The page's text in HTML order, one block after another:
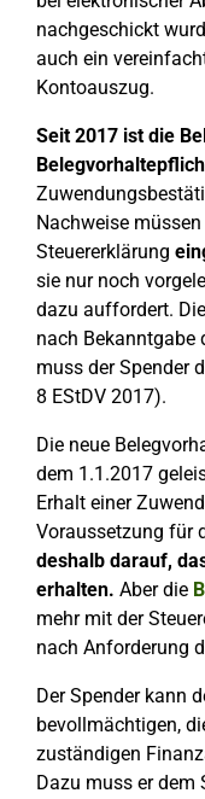
nachgeschickt
auch ein
Kontoauszug.
Seit 2017 ist die
Nachweise müssen
Steuererklärung
sie nur noch
dazu auffordert.
nach Bekanntgabe
muss der Spender
8 EStDV 2017).
Die neue
dem 1.1.2017
Erhalt einer
Voraussetzung für
deshalb darauf,
erhalten. Aber die
mehr mit der
nach Anforderung
Der Spender kann
bevollmächtigen,
zuständigen
Dazu muss er dem